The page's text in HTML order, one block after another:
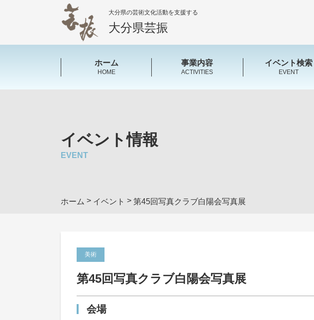
大分県の芸術文化活動を支援する
大分県芸振
ホーム
HOME
事業内容
ACTIVITIES
イベント検索
EVENT
イベント情報
EVENT
ホーム > イベント > 第45回写真クラブ白陽会写真展
美術
第45回写真クラブ白陽会写真展
会場